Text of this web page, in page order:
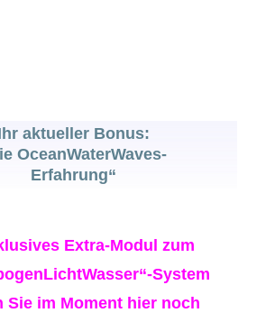
aktueller Bonus:
OceanWaterWaves-
Erfahrung“
Extra-Modul zum
System
Sie im Moment hier noch